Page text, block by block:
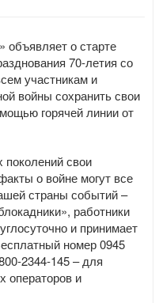
о старте
70-летия со
участникам и
войны сохранить свои
горячей линии от
свои
о войне могут все
страны событий –
работники
и принимает
номер 0945
2344-145 – для
операторов и